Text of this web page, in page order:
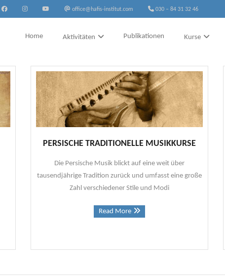
office@hafis-institut.com 030 – 84 31 32 46
Home Aktivitäten Publikationen Kurse
PERSISCHE TRADITIONELLE MUSIKKURSE
Die Persische Musik blickt auf eine weit über
tausendjährige Tradition zurück und umfasst eine große
Zahl verschiedener Stile und Modi
Read More